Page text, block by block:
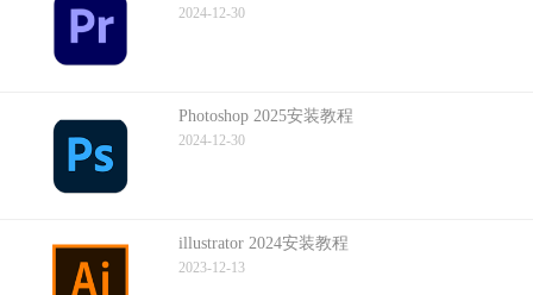
2024-12-30
Photoshop 2025安装教程
2024-12-30
illustrator 2024安装教程
2023-12-13